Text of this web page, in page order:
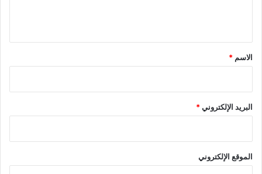
*
الاسم *
البريد الإلكتروني*
الموقع الإلكتروني